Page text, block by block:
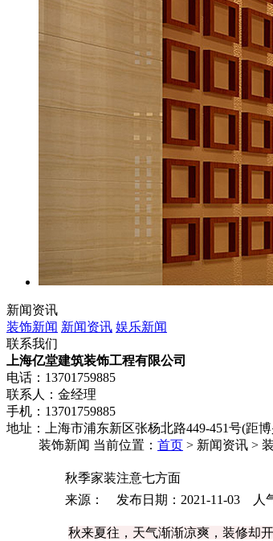
新闻资讯
装饰新闻 新闻资讯 娱乐新闻
联系我们
上海亿堂建筑装饰工程有限公司
电话：13701759885
联系人：金经理
手机：13701759885
地址：上海市浦东新区张杨北路449-451号(距
装饰新闻 当前位置： 首页 > 新闻资讯 >
秋季家装注意七方面
来源： 发布日期：2021-11-03 人
秋来夏往，天气渐渐凉爽，装修却